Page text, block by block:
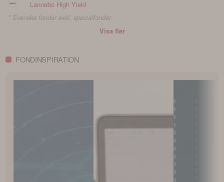
Lannebo High Yield
* Svenska fonder exkl. specialfonder.
Visa fler
FONDINSPIRATION